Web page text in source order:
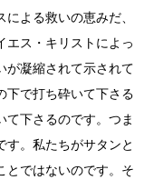
よる救いの恵みだ、
エス・キリストによっ
が凝縮されて示されて
下で打ち砕いて下さる
て下さるのです。つま
す。私たちがサタンと
とではないのです。そ